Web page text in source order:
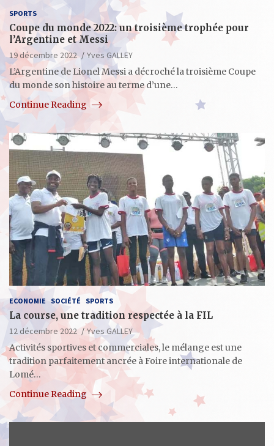
SPORTS
Coupe du monde 2022: un troisième trophée pour
l’Argentine et Messi
19 décembre 2022
Yves GALLEY
L’Argentine de Lionel Messi a décroché la troisième Coupe
du monde son histoire au terme d’une…
Continue Reading
ECONOMIE SOCIÉTÉ SPORTS
La course, une tradition respectée à la FIL
12 décembre 2022
Yves GALLEY
Activités sportives et commerciales, le mélange est une
tradition parfaitement ancrée à Foire internationale de
Lomé…
Continue Reading